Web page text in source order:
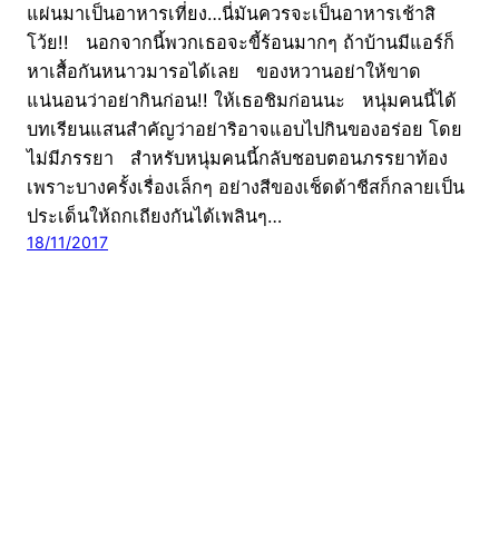
แผ่นมาเป็นอาหารเที่ยง…นี่มันควรจะเป็นอาหารเช้าสิ
โว้ย!! นอกจากนี้พวกเธอจะขี้ร้อนมากๆ ถ้าบ้านมีแอร์ก็
หาเสื้อกันหนาวมารอได้เลย ของหวานอย่าให้ขาด
แน่นอนว่าอย่ากินก่อน!! ให้เธอชิมก่อนนะ หนุ่มคนนี้ได้
บทเรียนแสนสำคัญว่าอย่าริอาจแอบไปกินของอร่อย โดย
ไม่มีภรรยา สำหรับหนุ่มคนนี้กลับชอบตอนภรรยาท้อง
เพราะบางครั้งเรื่องเล็กๆ อย่างสีของเช็ดด้าชีสก็กลายเป็น
ประเด็นให้ถกเถียงกันได้เพลินๆ…
18/11/2017